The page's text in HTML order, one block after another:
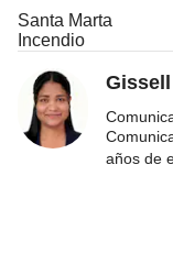
Santa Marta
Incendio
años de